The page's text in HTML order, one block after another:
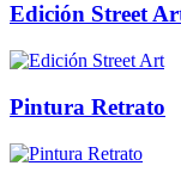
Edición Street
Pintura Retrato